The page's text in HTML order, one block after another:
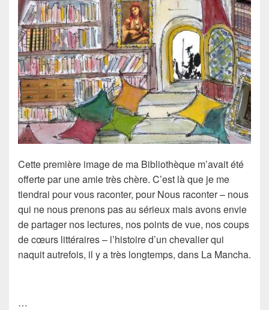
Cette première image de ma Bibliothèque m’avait été
offerte par une amie très chère. C’est là que je me
tiendrai pour vous raconter, pourNous raconter – nous
qui ne nous prenons pas au sérieux mais avons envie
de partager nos lectures, nos points de vue, nos coups
de cœurs littéraires – l’histoire d’un chevalier qui
naquit autrefois, il y a très longtemps, dans La Mancha.
…